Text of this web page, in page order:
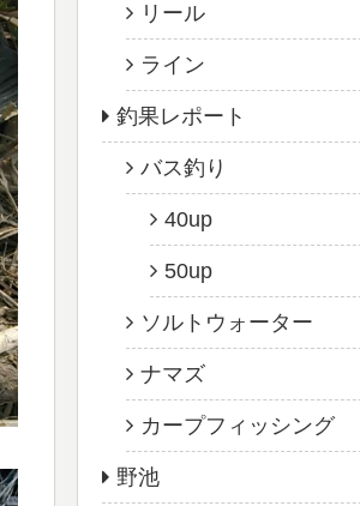
リール
ライン
釣果レポート
バス釣り
40up
50up
ソルトウォーター
ナマズ
カープフィッシング
野池